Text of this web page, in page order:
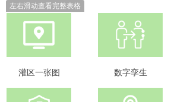
左右滑动查看完整表格
灌区一张图 数字孪生